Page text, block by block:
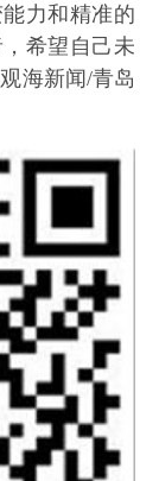
力和精准的
希望自己未
海新闻/青岛